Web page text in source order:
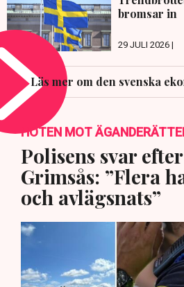
bromsar in
29 JULI 2026 |
Läs mer om den svenska
HOTEN MOT
Polisens svar
Grimsås: ”Flera
och avlägsnats”